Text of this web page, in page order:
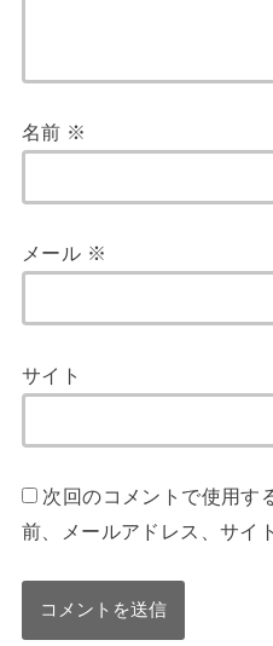
名前 ※
メール ※
サイト
次回のコメントで使用す
前、メールアドレス、サイ